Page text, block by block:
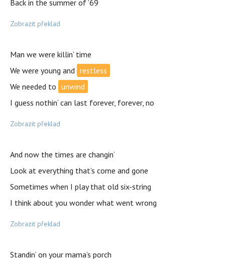
Back in the summer of ’69
Zobrazit překlad
Man we were killin‘ time
We were young and restless
We needed to unwind
I guess nothin‘ can last forever, forever, no
Zobrazit překlad
And now the times are changin‘
Look at everything that’s come and gone
Sometimes when I play that old six-string
I think about you wonder what went wrong
Zobrazit překlad
Standin‘ on your mama’s porch